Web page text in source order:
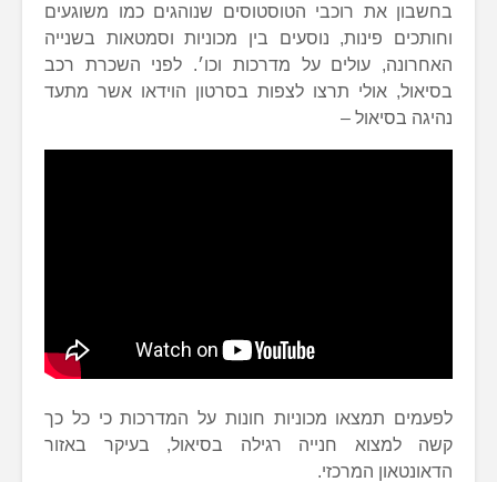
בחשבון את רוכבי הטוסטוסים שנוהגים כמו משוגעים
וחותכים פינות, נוסעים בין מכוניות וסמטאות בשנייה
האחרונה, עולים על מדרכות וכו׳. לפני השכרת רכב
בסיאול, אולי תרצו לצפות בסרטון הוידאו אשר מתעד
נהיגה בסיאול –
לפעמים תמצאו מכוניות חונות על המדרכות כי כל כך
קשה למצוא חנייה רגילה בסיאול, בעיקר באזור
הדאונטאון המרכזי.